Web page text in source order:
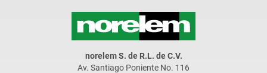
norelem S. de R.L. de C.V.
Av. Santiago Poniente No. 116